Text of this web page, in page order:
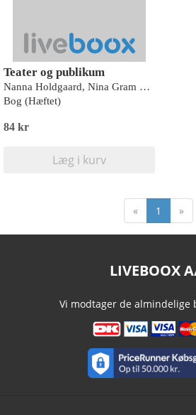
Teater og publikum
Nanna Holdgaard, Nina Gram og Louise Ejgod Hansen
Bog (Hæftet)
84 kr
Læg i kurv
« 1 »
LIVEBOOX
Vi modtager de almindelige